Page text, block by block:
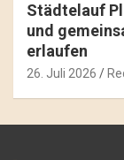
Städtelauf
und
erlaufen
26. Juli 2026